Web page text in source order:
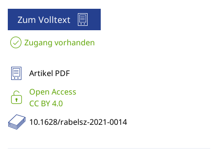
Zum Volltext
Zugang vorhanden
Artikel PDF
Open Access
CC BY 4.0
10.1628/rabelsz-2021-0014